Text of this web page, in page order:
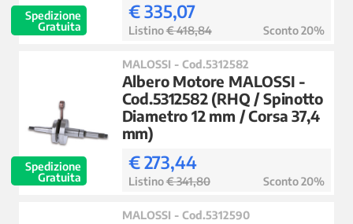
Spedizione
Gratuita
€ 335,07
Listino€ 418,84 Sconto 20%
Spedizione
Gratuita
MALOSSI - Cod.5312582
Albero Motore MALOSSI -
Cod.5312582 (RHQ / Spinotto
Diametro 12 mm / Corsa 37,4
mm)
€ 273,44
Listino€ 341,80 Sconto 20%
MALOSSI - Cod.5312590